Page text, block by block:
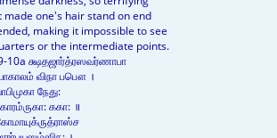
made one's hair stand on end
making it impossible to see
or the intermediate points.
10a க்ஷதஜார்த்ரஸவர்ணாபா
விநா பபௌ ।
நேது:
ககா: ॥